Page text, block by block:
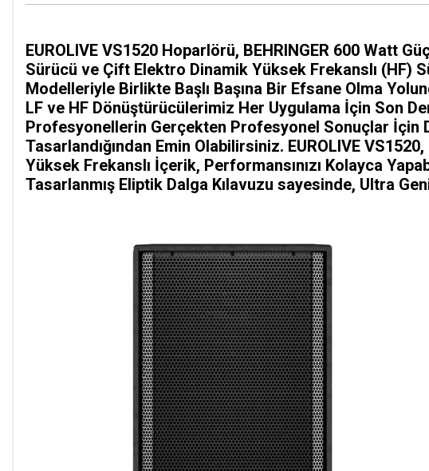
EUROLIVE VS1520 Hoparlörü, BEHRINGER 600 Watt
Sürücü ve Çift Elektro Dinamik Yüksek Frekanslı (HF)
Modelleriyle Birlikte Başlı Başına Bir Efsane Olma
LF ve HF Dönüştürücülerimiz Her Uygulama İçin Son
Profesyonellerin Gerçekten Profesyonel Sonuçlar İçin
Tasarlandığından Emin Olabilirsiniz. EUROLIVE
Yüksek Frekanslı İçerik, Performansınızı Kolayca
Tasarlanmış Eliptik Dalga Kılavuzu sayesinde, Ultra